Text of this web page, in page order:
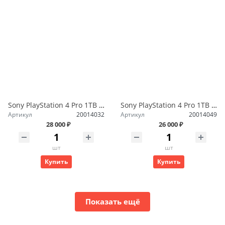
Sony PlayStation 4 Pro 1TB CUH-7216B Белый
Артикул 20014032
28 000 ₽
шт
Купить
Sony PlayStation 4 Pro 1TB CUH-7216B Черный
Артикул 20014049
26 000 ₽
шт
Купить
Показать ещё